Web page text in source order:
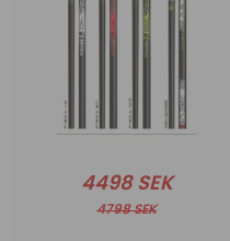
4498 SEK
4798 SEK